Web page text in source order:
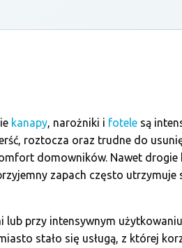
kanapy, narożniki i fotele są
roztocza oraz trudne do
domowników. Nawet drogie
zapach często utrzymuje
lub przy intensywnym
stało się usługą, z której